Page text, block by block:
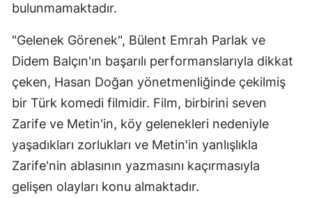
bulunmamaktadır.
"Gelenek Görenek", Bülent Emrah Parlak ve
Didem Balçın'ın başarılı performanslarıyla dikkat
çeken, Hasan Doğan yönetmenliğinde çekilmiş
bir Türk komedi filmidir. Film, birbirini seven
Zarife ve Metin'in, köy gelenekleri nedeniyle
yaşadıkları zorlukları ve Metin'in yanlışlıkla
Zarife'nin ablasının yazmasını kaçırmasıyla
gelişen olayları konu almaktadır.